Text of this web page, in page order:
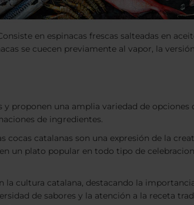
en espinacas frescas salteadas en
se cuecen previamente al vapor, la
y proponen una amplia variedad de opciones
de ingredientes.
cocas catalanas son una expresión de la
un plato popular en todo tipo de
la cultura catalana, destacando la
de sabores y la atención a la receta